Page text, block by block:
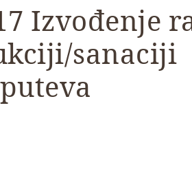
Izvođenje
sanaciji